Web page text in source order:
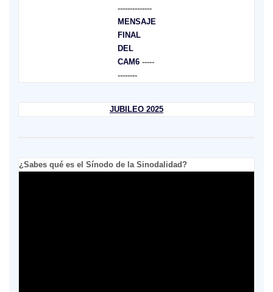
--------------
MENSAJE
FINAL
DEL
CAM6-----
--------
JUBILEO 2025
¿Sabes qué es el Sínodo de la Sinodalidad?